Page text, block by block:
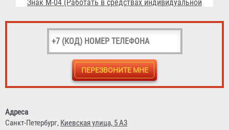
23 ₽
Адреса
Санкт-Петербург, Киевская улица, 5 А3